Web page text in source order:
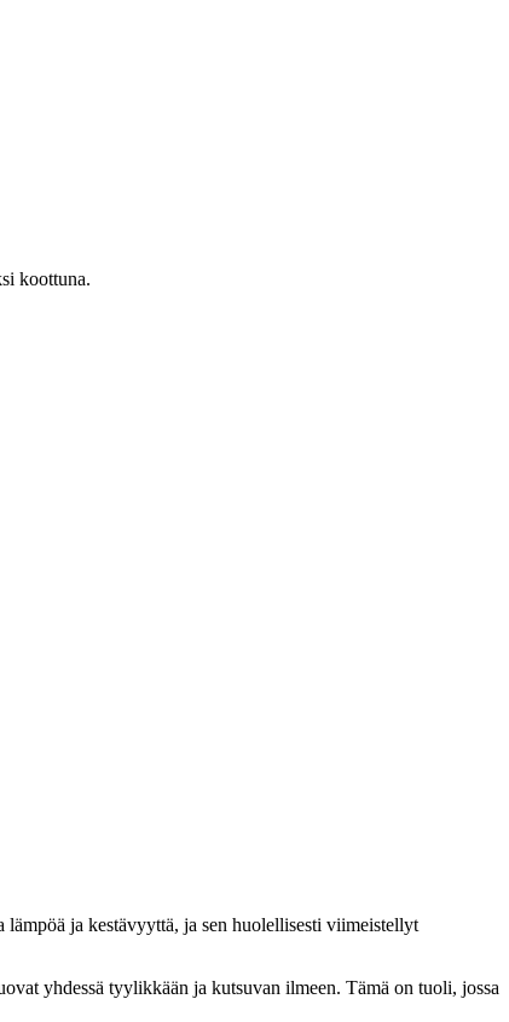
koottuna.
ja kestävyyttä, ja sen huolellisesti viimeistellyt
yhdessä tyylikkään ja kutsuvan ilmeen. Tämä on tuoli, jossa